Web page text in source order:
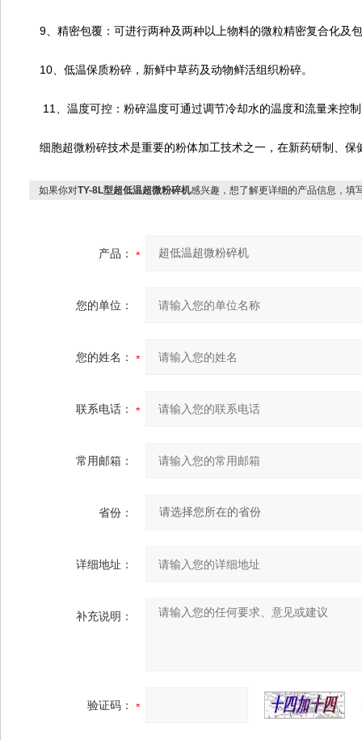
9、精密包覆：可进行两种及两种以上物料的微粒精密复合化及
10、低温保质粉碎，新鲜中草药及动物鲜活组织粉碎。
11、温度可控：粉碎温度可通过调节冷却水的温度和流量来控
细胞超微粉碎技术是重要的粉体加工技术之一，在新药研制、
如果你对TY-8L型超低温超微粉碎机感兴趣，想了解更详细的产品信息，填
产品：
您的单位：
您的姓名：
联系电话：
常用邮箱：
省份：
详细地址：
补充说明：
验证码：